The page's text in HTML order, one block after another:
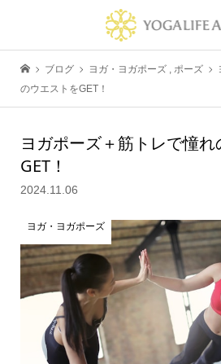
ブログ ヨガ・ヨガポーズ , ポーズ
のウエストをGET！
ヨガポーズ＋筋トレで憧
GET！
2024.11.06
ヨガ・ヨガポーズ